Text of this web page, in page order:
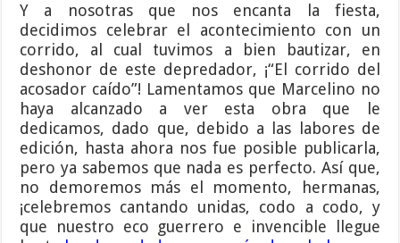
Y a nosotras que nos encanta la fiesta,
decidimos celebrar el acontecimiento con un
corrido, al cual tuvimos a bien bautizar, en
deshonor de este depredador, ¡“El corrido del
acosador caído”! Lamentamos que Marcelino no
haya alcanzado a ver esta obra que le
dedicamos, dado que, debido a las labores de
edición, hasta ahora nos fue posible publicarla,
pero ya sabemos que nada es perfecto. Así que,
no demoremos más el momento, hermanas,
¡celebremos cantando unidas, codo a codo, y
que nuestro eco guerrero e invencible llegue